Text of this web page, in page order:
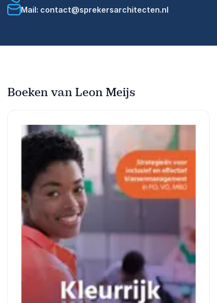
Mail: contact@sprekersarchitecten.nl
Boeken van Leon Meijs